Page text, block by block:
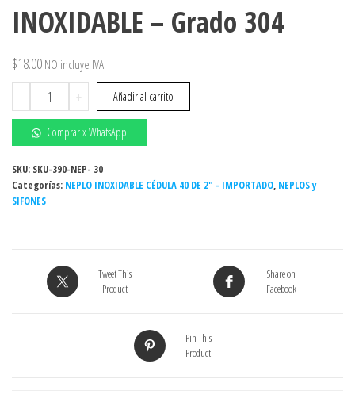
INOXIDABLE – Grado 304
$18.00 NO incluye IVA
-
Neplo
2"
x
8"
Sch.
cédula
40
Grado
cantidad
+ Añadir al carrito
Comprar x WhatsApp
SKU: SKU-390-NEP- 30
Categorías: NEPLO INOXIDABLE CÉDULA 40 DE 2" - IMPORTADO, NEPLOS y
SIFONES
Tweet This
Product
Share on
Facebook
Pin This
Product